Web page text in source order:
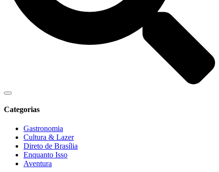
Categorias
Gastronomia
Cultura & Lazer
Direto de Brasília
Enquanto Isso
Aventura